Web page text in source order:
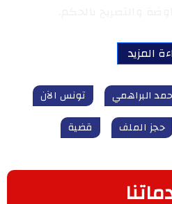
المزيد
البراهمي
تونس الآن
حجز الملف قضية